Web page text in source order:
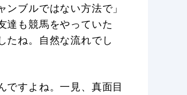
ブルではない方法で」
達も競馬をやっていた
たね。自然な流れでし
ですよね。一見、真面目